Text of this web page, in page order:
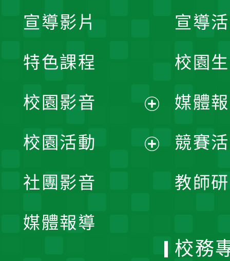
宣導
校園
媒體
競賽
教師
宣導影片
特色課程
校園影音
開
校園活動
社團影音
媒體報導
校務